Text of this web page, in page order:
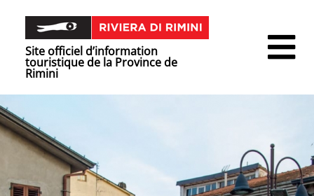
Site officiel d’information
touristique de la Province de
Rimini